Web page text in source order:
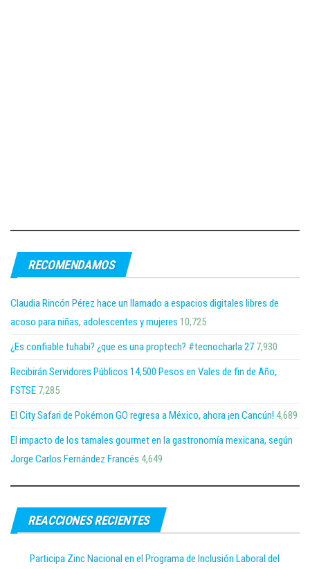
RECOMENDAMOS
Claudia Rincón Pérez hace un llamado a espacios digitales libres de
acoso para niñas, adolescentes y mujeres 10,725
¿Es confiable tuhabi? ¿que es una proptech? #tecnocharla 27 7,930
Recibirán Servidores Públicos 14,500 Pesos en Vales de fin de Año,
FSTSE 7,285
El City Safari de Pokémon GO regresa a México, ahora ¡en Cancún! 4,689
El impacto de los tamales gourmet en la gastronomía mexicana, según
Jorge Carlos Fernández Francés 4,649
REACCIONES RECIENTES
Participa Zinc Nacional en el Programa de Inclusión Laboral del